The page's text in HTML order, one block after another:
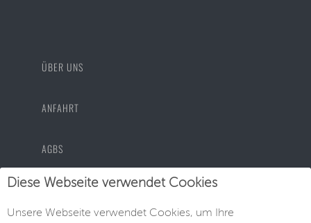
ÜBER UNS
ANFAHRT
AGBS
DATENSCHUTZ
Diese Webseite verwendet Cookies
Unsere Webseite verwendet Cookies, um Ihre